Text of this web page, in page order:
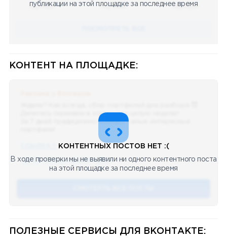
Научный
Научный
Научный
публикации на этой площадке за последнее время
КОНТЕНТ НА ПЛОЩАДКЕ:
Делитесь скринами в комментах целую неделю!
За 7 дней традиционно выберу самые интересные
🔥 75 👍🏻 487 ❤️ 875 🥴 19 12.4k 12:45
КОНТЕНТНЫХ ПОСТОВ НЕТ :(
В ходе проверки мы не выявили ни одного контентного поста
на этой площадке за последнее время
ПОЛЕЗНЫЕ СЕРВИСЫ ДЛЯ ВКОНТАКТЕ: